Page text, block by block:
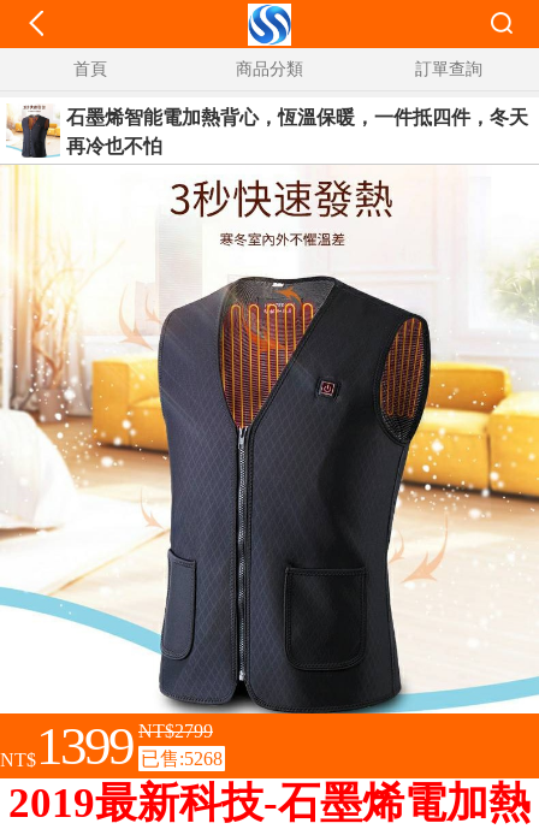
首頁 商品分類 訂單查詢
石墨烯智能電加熱背心，恆溫保暖，一件抵四件，冬天
再冷也不怕
NT$ 1399 NT$2799
已售:5268
2019最新科技-石墨烯電加熱